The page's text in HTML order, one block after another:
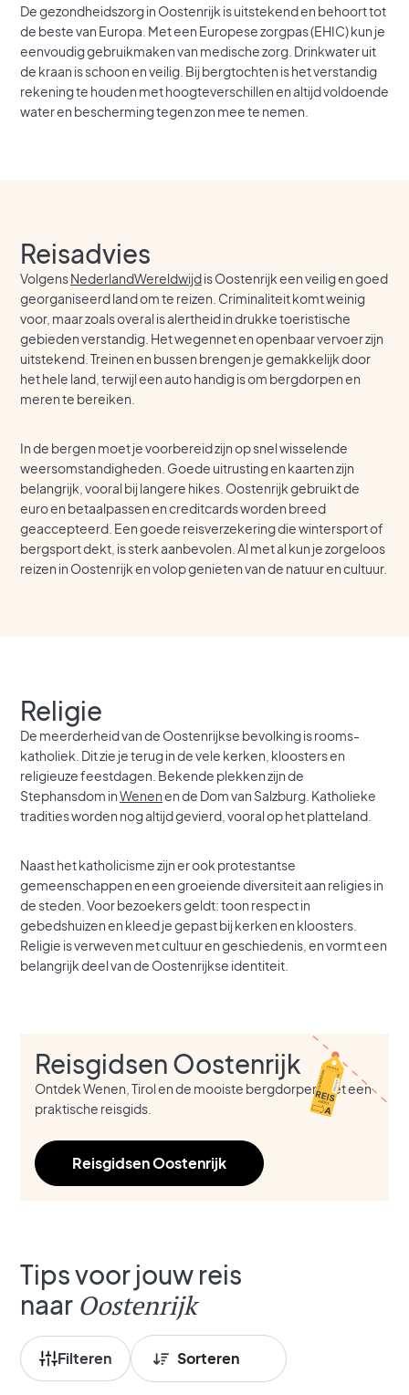
De gezondheidszorg in Oostenrijk is uitstekend en behoort tot
de beste van Europa. Met een Europese zorgpas (EHIC) kun je
eenvoudig gebruikmaken van medische zorg. Drinkwater uit
de kraan is schoon en veilig. Bij bergtochten is het verstandig
rekening te houden met hoogteverschillen en altijd voldoende
water en bescherming tegen zon mee te nemen.
Reisadvies
VolgensNederlandWereldwijdis Oostenrijk een veilig en goed
georganiseerd land om te reizen. Criminaliteit komt weinig
voor, maar zoals overal is alertheid in drukke toeristische
gebieden verstandig. Het wegennet en openbaar vervoer zijn
uitstekend. Treinen en bussen brengen je gemakkelijk door
het hele land, terwijl een auto handig is om bergdorpen en
meren te bereiken.
In de bergen moet je voorbereid zijn op snel wisselende
weersomstandigheden. Goede uitrusting en kaarten zijn
belangrijk, vooral bij langere hikes. Oostenrijk gebruikt de
euro en betaalpassen en creditcards worden breed
geaccepteerd. Een goede reisverzekering die wintersport of
bergsport dekt, is sterk aanbevolen. Al met al kun je zorgeloos
reizen in Oostenrijk en volop genieten van de natuur en cultuur.
Religie
De meerderheid van de Oostenrijkse bevolking is rooms-
katholiek. Dit zie je terug in de vele kerken, kloosters en
religieuze feestdagen. Bekende plekken zijn de
Stephansdom inWenenen de Dom van Salzburg. Katholieke
tradities worden nog altijd gevierd, vooral op het platteland.
Naast het katholicisme zijn er ook protestantse
gemeenschappen en een groeiende diversiteit aan religies in
de steden. Voor bezoekers geldt: toon respect in
gebedshuizen en kleed je gepast bij kerken en kloosters.
Religie is verweven met cultuur en geschiedenis, en vormt een
belangrijk deel van de Oostenrijkse identiteit.
Reisgidsen Oostenrijk
Ontdek Wenen, Tirol en de mooiste bergdorpen met een
praktische reisgids.
Reisgidsen Oostenrijk
Tips voor jouw reis
naar Oostenrijk
Filteren